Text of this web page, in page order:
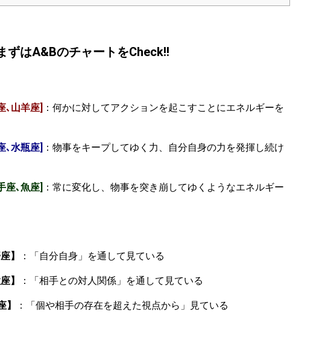
ずはA&BのチャートをCheck!!
､山羊座] ：何かに対してアクションを起こすことにエネルギーを
､水瓶座] ：物事をキープしてゆく力、自分自身の力を発揮し続け
座､魚座] ：常に変化し、物事を突き崩してゆくようなエネルギー
】
：「自分自身」を通して見ている
】
：「相手との対人関係」を通して見ている
：「個や相手の存在を超えた視点から」見ている